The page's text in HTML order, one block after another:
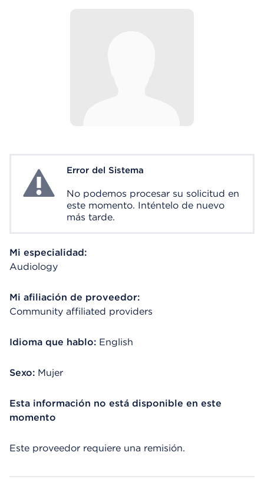
System ErrorError del Sistema
No podemos procesar su solicitud en
este momento. Inténtelo de nuevo
más tarde.
Mi especialidad:
Audiology
Mi afiliación de proveedor:
Community affiliated providers
Idioma que hablo: English
Sexo: Mujer
Esta información no está disponible en este
momento
Este proveedor requiere una remisión.